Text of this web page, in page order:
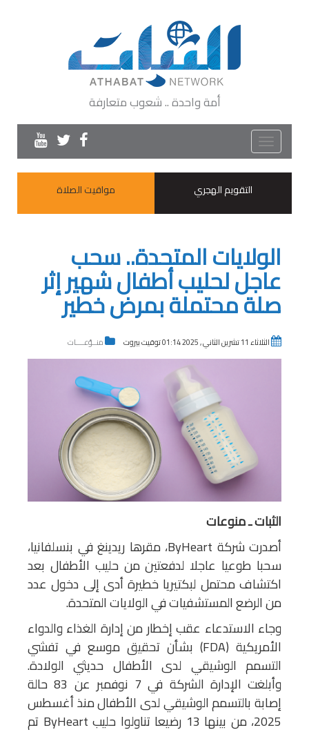
أمة واحدة .. شعوب متعارفة
Toggle
navigation
التقويم الهجري
مواقيت الصلاة
الولايات المتحدة.. سحب
عاجل لحليب أطفال شهير إثر
صلة محتملة بمرض خطير
الثلاثاء 11 تشرين الثاني , 2025 01:14 توقيت بيروت منــوّعــــات
الثبات ـ منوعات
أصدرت شركة ByHeart، مقرها ريدينغ في بنسلفانيا،
سحبا طوعيا عاجلا لدفعتين من حليب الأطفال بعد
اكتشاف محتمل لبكتيريا خطيرة أدى إلى دخول عدد
من الرضع المستشفيات في الولايات المتحدة.
وجاء الاستدعاء عقب إخطار من إدارة الغذاء والدواء
الأمريكية (FDA) بشأن تحقيق موسع في تفشي
التسمم الوشيقي لدى الأطفال حديثي الولادة.
وأبلغت الإدارة الشركة في 7 نوفمبر عن 83 حالة
إصابة بالتسمم الوشيقي لدى الأطفال منذ أغسطس
2025، من بينها 13 رضيعا تناولوا حليب ByHeart تم